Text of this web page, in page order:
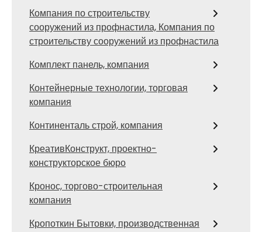
Компания по строительству
сооружений из профнастила, Компания по
строительству сооружений из профнастила
Комплект панель, компания
Контейнерные технологии, торговая
компания
Континенталь строй, компания
КреативКонструкт, проектно-
конструкторское бюро
Кронос, торгово-строительная
компания
Кропоткин Бытовки, производственная